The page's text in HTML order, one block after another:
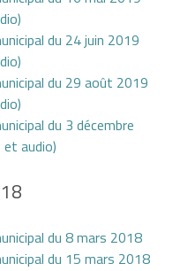
du 24 juin 2019
du 29 août 2019
du 3 décembre
audio)
du 8 mars 2018
du 15 mars 2018